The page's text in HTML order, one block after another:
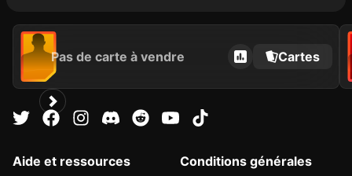
Pas de carte à vendre Cartes
Aide et ressources
Conditions générales